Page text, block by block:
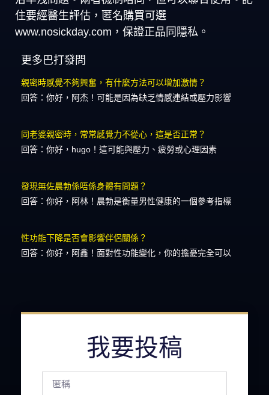
住要經醫生評估，匿名購買可選
www.nosickday.com，保證正品同隱私。
更多巴打發問
親密時感覺不夠興奮，有什麼方法可以增加激情？
回答：你好，阿杰！可能是因為缺乏情感連結或壓力影響
同老婆親密時，常常感覺力不從心，這是否正常？
回答：你好，hugo！這可能與壓力、疲勞或心理因素
發現無佐晨勃係唔係身體有問題？
回答：你好，阿林！晨勃是衡量男性健康的一個參考指標
性功能下降是否會影響伴侶關係？
回答：你好，阿鑫！面對性功能變化，你的擔憂完全可以
我要投稿